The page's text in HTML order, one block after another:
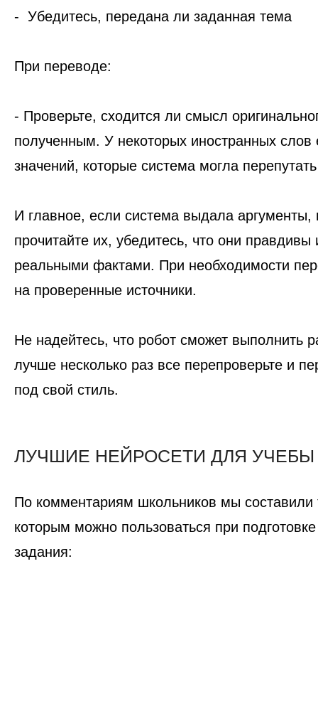
- Убедитесь, передана ли заданная тема
При переводе:
- Проверьте, сходится ли смысл
полученным. У некоторых иностранных слов
значений, которые система могла перепутать
И главное, если система выдала аргументы,
прочитайте их, убедитесь, что они
реальными фактами. При необходимости
на проверенные источники.
Не надейтесь, что робот сможет выполнить
лучше несколько раз все перепроверьте и
под свой стиль.
ЛУЧШИЕ НЕЙРОСЕТИ ДЛЯ УЧЕБЫ
По комментариям школьников мы составили
которым можно пользоваться при
задания: